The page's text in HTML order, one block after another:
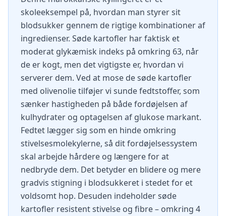
skoleeksempel på, hvordan man styrer sit
blodsukker gennem de rigtige kombinationer af
ingredienser. Søde kartofler har faktisk et
moderat glykæmisk indeks på omkring 63, når
de er kogt, men det vigtigste er, hvordan vi
serverer dem. Ved at mose de søde kartofler
med olivenolie tilføjer vi sunde fedtstoffer, som
sænker hastigheden på både fordøjelsen af
kulhydrater og optagelsen af glukose markant.
Fedtet lægger sig som en hinde omkring
stivelsesmolekylerne, så dit fordøjelsessystem
skal arbejde hårdere og længere for at
nedbryde dem. Det betyder en blidere og mere
gradvis stigning i blodsukkeret i stedet for et
voldsomt hop. Desuden indeholder søde
kartofler resistent stivelse og fibre – omkring 4